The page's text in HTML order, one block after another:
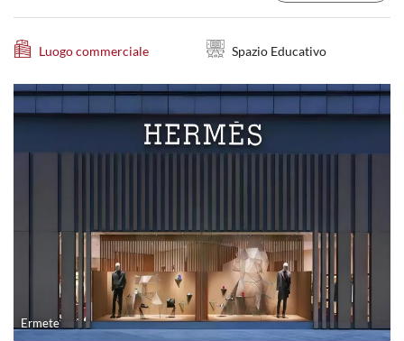
Luogo commerciale Spazio Educativo
Ospedale materno-infantile di Jiaozuo
Ermete
Migliorare gli ospedali generali Amana con moda e durata
Ferrovia ad alta velocità Giakarta-Bandung
Hotel Four Seasons di Guangzhou
Quang Hanh Onsen in Vietnam